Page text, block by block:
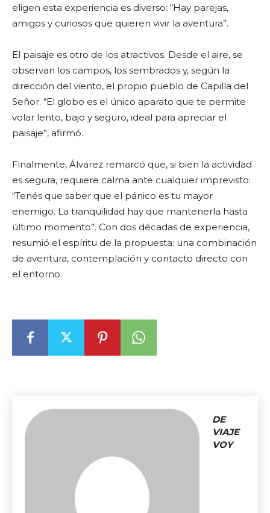
eligen esta experiencia es diverso: “Hay parejas,
amigos y curiosos que quieren vivir la aventura”.
El paisaje es otro de los atractivos. Desde el aire, se
observan los campos, los sembrados y, según la
dirección del viento, el propio pueblo de Capilla del
Señor. “El globo es el único aparato que te permite
volar lento, bajo y seguro, ideal para apreciar el
paisaje”, afirmó.
Finalmente, Álvarez remarcó que, si bien la actividad
es segura, requiere calma ante cualquier imprevisto:
“Tenés que saber que el pánico es tu mayor
enemigo. La tranquilidad hay que mantenerla hasta
último momento”. Con dos décadas de experiencia,
resumió el espíritu de la propuesta: una combinación
de aventura, contemplación y contacto directo con
el entorno.
DE
VIAJE
VOY